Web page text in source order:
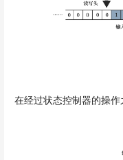
在经过状态控制器的操作